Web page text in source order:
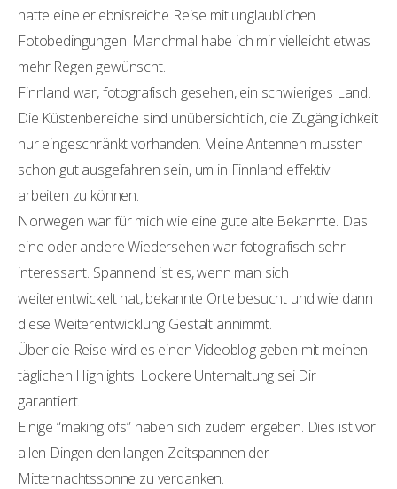
hatte eine erlebnisreiche Reise mit unglaublichen
Fotobedingungen. Manchmal habe ich mir vielleicht etwas
mehr Regen gewünscht.
Finnland war, fotografisch gesehen, ein schwieriges Land.
Die Küstenbereiche sind unübersichtlich, die Zugänglichkeit
nur eingeschränkt vorhanden. Meine Antennen mussten
schon gut ausgefahren sein, um in Finnland effektiv
arbeiten zu können.
Norwegen war für mich wie eine gute alte Bekannte. Das
eine oder andere Wiedersehen war fotografisch sehr
interessant. Spannend ist es, wenn man sich
weiterentwickelt hat, bekannte Orte besucht und wie dann
diese Weiterentwicklung Gestalt annimmt.
Über die Reise wird es einen Videoblog geben mit meinen
täglichen Highlights. Lockere Unterhaltung sei Dir
garantiert.
Einige “making ofs” haben sich zudem ergeben. Dies ist vor
allen Dingen den langen Zeitspannen der
Mitternachtssonne zu verdanken.